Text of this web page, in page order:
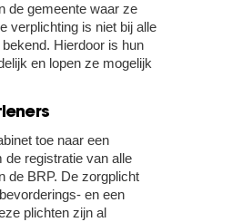
de gemeente waar ze
verplichting is niet bij alle
Hierdoor is hun
en lopen ze mogelijk
toe naar een
de registratie van alle
de BRP. De zorgplicht
en een
plichten zijn al